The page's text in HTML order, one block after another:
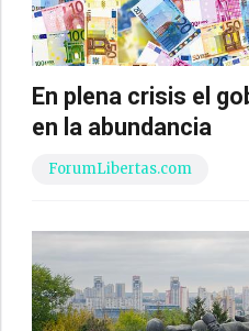
En plena crisis el
en la abundancia
ForumLibertas.com